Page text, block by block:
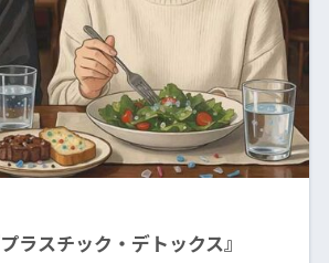
ラスチック・デトックス』